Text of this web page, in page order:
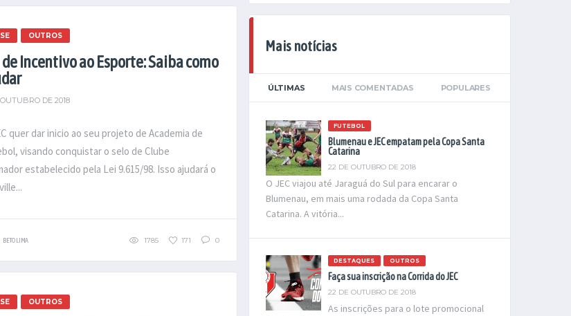
OUTROS
de Incentivo ao Esporte: Saiba como
DE 2018
quer dar inicio ao seu projeto de Academia de
visando conquistar o selo de Clube
estabelecido pela Lei 9.615/98. Isso ajudará o
BETO LIMA 1785 171 0
OUTROS
Mais notícias
ÚLTIMAS MAIS COMENTADAS POPULARES
FUTEBOL
Blumenau e JEC empatam pela Copa Santa
Catarina
22 DE OUTUBRO DE 2018
O JEC viajou até Jaraguá do Sul para encarar o
Blumenau, em mais uma rodada da Copa Santa
Catarina. A vitória...
DESTAQUES OUTROS
Faça sua inscrição na Corrida do JEC
22 DE OUTUBRO DE 2018
As inscrições para o lote promocional